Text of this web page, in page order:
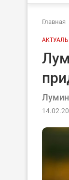
Главная